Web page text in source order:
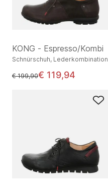
KONG - Espresso/Kombi
Schnürschuh, Lederkombination
statt
€ 199,90€ 119,94